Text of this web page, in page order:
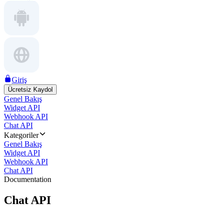
Giriş
Ücretsiz Kaydol
Genel Bakış
Widget API
Webhook API
Chat API
Kategoriler
Genel Bakış
Widget API
Webhook API
Chat API
Documentation
Chat API